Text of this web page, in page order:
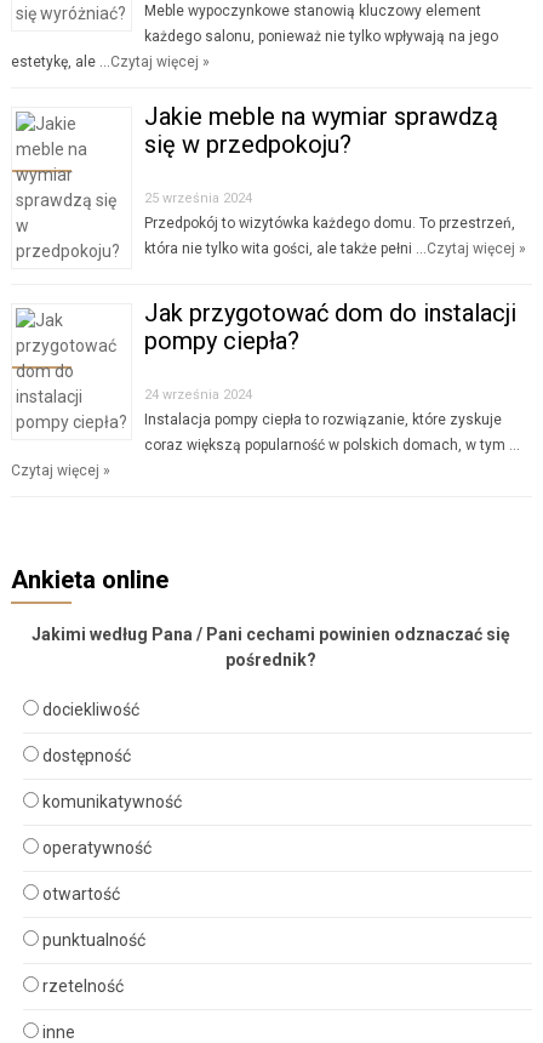
Meble wypoczynkowe stanowią kluczowy element
każdego salonu, ponieważ nie tylko wpływają na jego
estetykę, ale …Czytaj więcej »
Jakie meble na wymiar sprawdzą
się w przedpokoju?
25 września 2024
Przedpokój to wizytówka każdego domu. To przestrzeń,
która nie tylko wita gości, ale także pełni …Czytaj więcej »
Jak przygotować dom do instalacji
pompy ciepła?
24 września 2024
Instalacja pompy ciepła to rozwiązanie, które zyskuje
coraz większą popularność w polskich domach, w tym …
Czytaj więcej »
Ankieta online
Jakimi według Pana / Pani cechami powinien odznaczać się
pośrednik?
dociekliwość
dostępność
komunikatywność
operatywność
otwartość
punktualność
rzetelność
inne